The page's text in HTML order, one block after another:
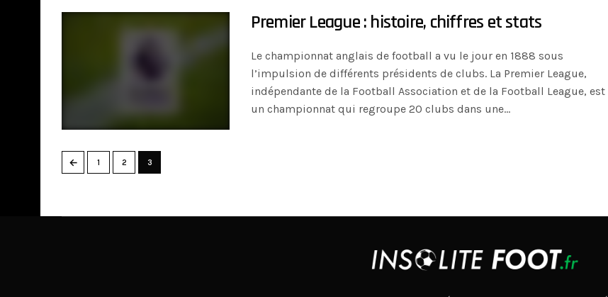
Premier League : histoire, chiffres et stats
Le championnat anglais de football a vu le jour en 1888 sous
l’impulsion de différents présidents de clubs. La Premier League,
indépendante de la Football Association et de la Football League, est
un championnat qui regroupe 20 clubs dans une…
← 1 2 3